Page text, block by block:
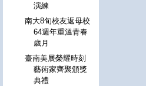
演練
南大8旬校友返母校
64週年重溫青春
歲月
臺南美展榮耀時刻
藝術家齊聚頒獎
典禮